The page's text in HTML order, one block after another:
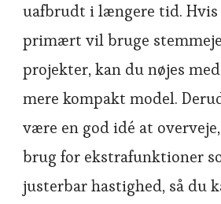
uafbrudt i længere tid.
primært vil bruge
projekter, kan du nøjes
mere kompakt model.
være en god idé at
brug for ekstrafunktioner
justerbar hastighed, så du